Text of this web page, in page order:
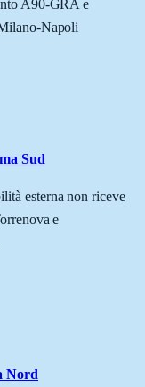
A90-GRA e
Napoli
Sud
esterna non riceve
e
Nord